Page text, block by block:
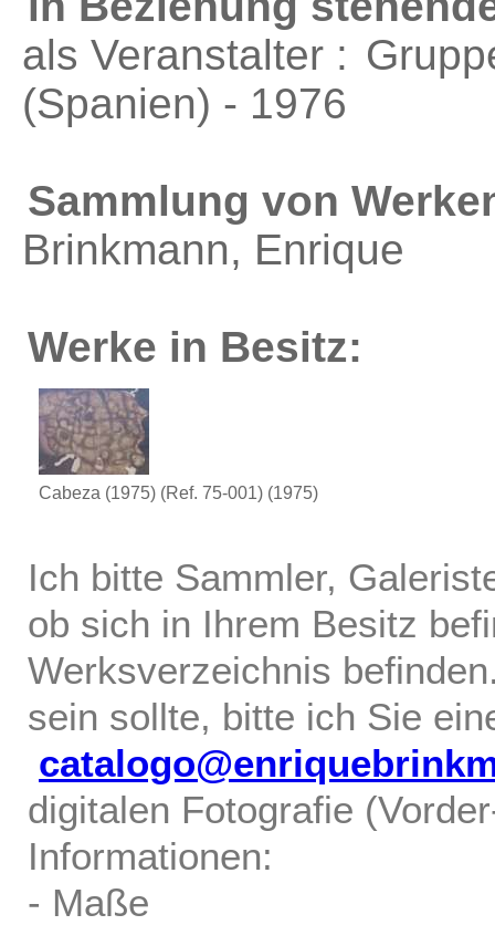
als Veranstalter :
(Spanien) - 1976
Sammlung von
Brinkmann, Enrique
Werke in Besitz:
Cabeza (1975) (Ref. 75-001) (1975)
Ich bitte Sammler,
ob sich in Ihrem Besitz
Werksverzeichnis
sein sollte, bitte ich Sie
digitalen Fotografie
Informationen:
- Maße